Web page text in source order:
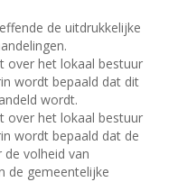
de uitdrukkelijke
over het lokaal bestuur
wordt bepaald dat dit
wordt.
over het lokaal bestuur
wordt bepaald dat de
volheid van
de gemeentelijke